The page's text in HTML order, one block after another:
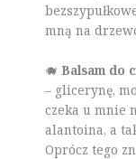
mną na
🐗 Balsam do
– glicerynę,
czeka u mnie
alantoina, a
Oprócz tego